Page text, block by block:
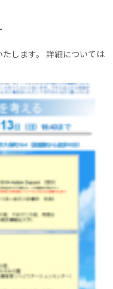
します。 詳細については